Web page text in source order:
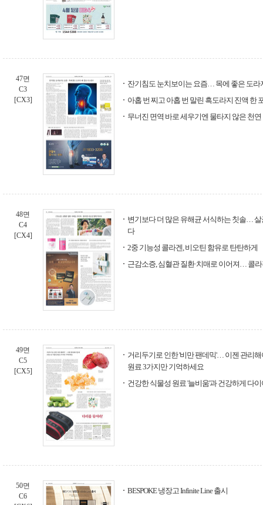
47면
C3
[CX3]
잔기침도 눈치보이는 요즘… 목에 좋은 도라
아홉 번 찌고 아홉 번 말린 흑도라지 진액 한
무너진 면역 바로 세우기엔 물타지 않은 천연
48면
C4
[CX4]
변기보다 더 많은 유해균 서식하는 칫솔…
다
2중 기능성 콜라겐, 비오틴 함유로 탄탄하게
근감소증, 심혈관 질환·치매로 이어져… 콜
49면
C5
[CX5]
거리두기로 인한 '비만 팬데믹'… 이젠 관리
원료 3가지만 기억하세요
건강한 식물성 원료 '늘비움'과 건강하게 다
50면
C6
BESPOKE 냉장고 Infinite Line 출시